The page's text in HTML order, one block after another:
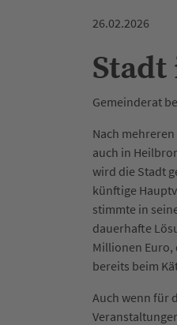
26.02.2026
Gemeinderat
Nach
auch in
wird die Stadt
künftige
stimmte in
dauerhafte
Millionen Euro,
bereits beim
Auch wenn für